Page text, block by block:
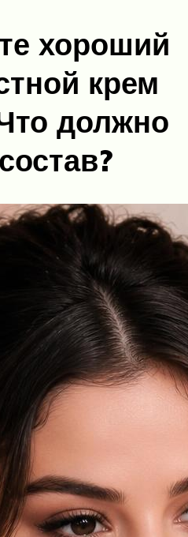
хороший
крем
должно